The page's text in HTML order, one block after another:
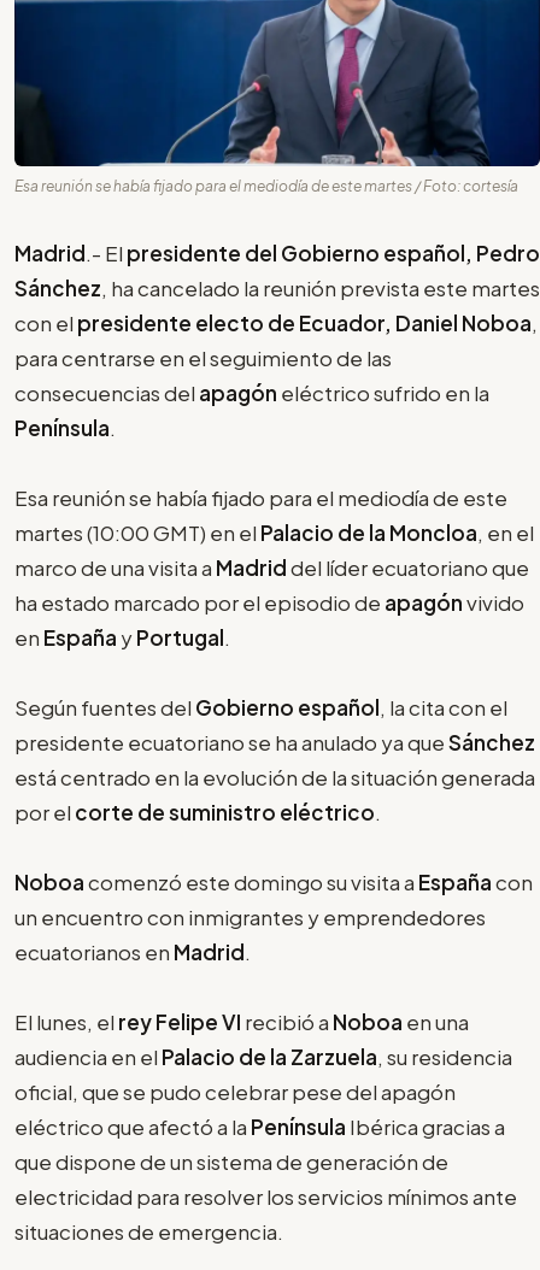
Esa reunión se había fijado para el mediodía de este martes / Foto: cortesía
Madrid.- El presidente del Gobierno español, Pedro
Sánchez, ha cancelado la reunión prevista este martes
con el presidente electo de Ecuador, Daniel Noboa,
para centrarse en el seguimiento de las
consecuencias del apagón eléctrico sufrido en la
Península.
Esa reunión se había fijado para el mediodía de este
martes (10:00 GMT) en el Palacio de la Moncloa, en el
marco de una visita a Madriddel líder ecuatoriano que
ha estado marcado por el episodio de apagónvivido
en España yPortugal.
Según fuentes del Gobierno español, la cita con el
presidente ecuatoriano se ha anulado ya queSánchez
está centrado en la evolución de la situación generada
por el corte de suministro eléctrico.
Noboacomenzó este domingo su visita a Españacon
un encuentro con inmigrantes y emprendedores
ecuatorianos en Madrid.
El lunes, el rey Felipe VI recibió a Noboa en una
audiencia en el Palacio de la Zarzuela, su residencia
oficial, que se pudo celebrar pese del apagón
eléctrico que afectó a la Península Ibérica gracias a
que dispone de un sistema de generación de
electricidad para resolver los servicios mínimos ante
situaciones de emergencia.